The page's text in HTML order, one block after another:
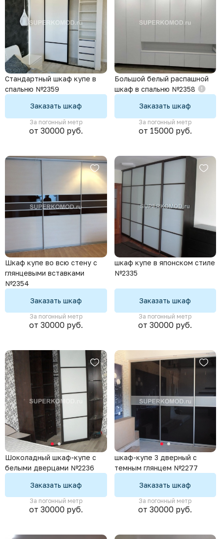
Стандартный шкаф купе в
спальню №2359
Заказать шкаф
За погонный метр
от 30000 руб.
Большой белый распашной
шкаф в спальню №2358
Заказать шкаф
За погонный метр
от 15000 руб.
Шкаф купе во всю стену с
глянцевыми вставками
№2354
Заказать шкаф
За погонный метр
от 30000 руб.
шкаф купе в японском стиле
№2335
Заказать шкаф
За погонный метр
от 30000 руб.
Шоколадный шкаф-купе с
белыми дверцами №2236
Заказать шкаф
За погонный метр
от 30000 руб.
шкаф-купе 3 дверный с
темным глянцем №2277
Заказать шкаф
За погонный метр
от 30000 руб.